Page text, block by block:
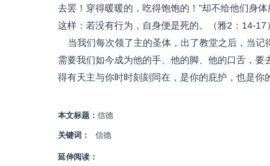
去罢！穿得暖暖的，吃得饱饱的！”却不给他们身
这样：若没有行为，自身便是死的。（雅2：14-17
当我们每次领了主的圣体，出了教堂之后，当
需要我们如今成为他的手、他的脚、他的口舌，要
得有天主与你时时刻刻同在，是你的庇护，也是你
本文标题： 信德
关键词： 信德
延伸阅读：